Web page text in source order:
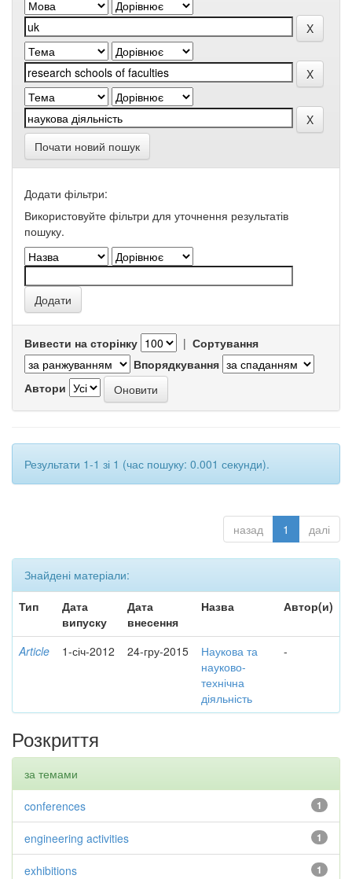
Почати новий пошук
Додати фільтри:
Використовуйте фільтри для уточнення результатів
пошуку.
Вивести на сторінку | Сортування
Впорядкування
Автори
Результати 1-1 зі 1 (час пошуку: 0.001 секунди).
назад 1 далі
Знайдені матеріали:
Тип
Дата
випуску
Дата
внесення
Назва Автор(и)
Article 1-січ-2012 24-гру-2015
Наукова та
науково-
технічна
діяльність
-
Розкриття
за темами
1
conferences
1
engineering activities
1
exhibitions